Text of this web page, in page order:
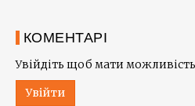
КОМЕНТАРІ
Увійдіть щоб мати
Увійти